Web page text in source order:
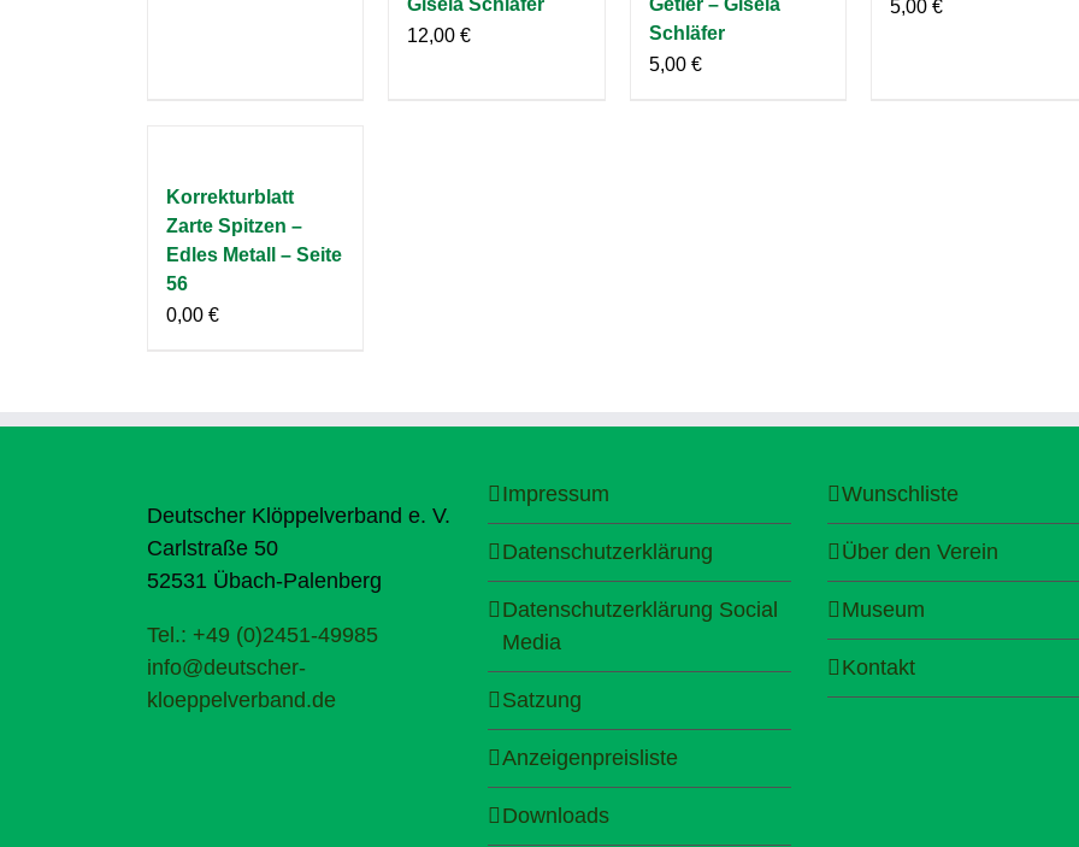
Gisela Schläfer
12,00€
Getier – Gisela
Schläfer
5,00 €
5,00 €
Korrekturblatt
Zarte Spitzen –
Edles Metall – Seite
56
0,00 €
Deutscher Klöppelverband e. V.
Carlstraße 50
52531 Übach-Palenberg
Tel.: +49 (0)2451-49985
info@deutscher-
kloeppelverband.de
Impressum
Datenschutzerklärung
Datenschutzerklärung Social
Media
Satzung
Anzeigenpreisliste
Downloads
Wunschliste
Über den Verein
Museum
Kontakt